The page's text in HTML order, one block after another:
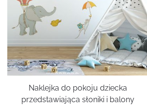
Naklejka do pokoju dziecka
przedstawiająca słoniki i balony